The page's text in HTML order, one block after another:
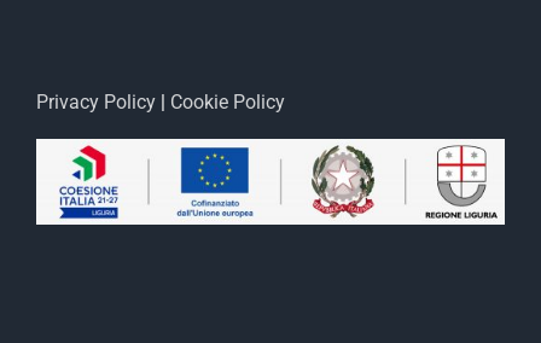
Privacy Policy Cookie Policy